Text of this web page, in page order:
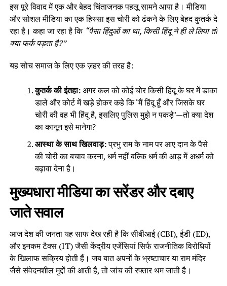
इस पूरे विवाद में एक और बेहद चिंताजनक पहलू सामने आया है। मीडिया
और सोशल मीडिया का एक हिस्सा इस चोरी को ढंकने के लिए बेहद कुतर्क दे
रहा है। कहा जा रहा है कि “पैसा हिंदुओं का था, किसी हिंदू ने ही ले लिया तो
क्या फर्क पड़ता है?”
यह सोच समाज के लिए एक ज़हर की तरह है:
कुतर्क की इंतहा:अगर कल को कोई चोर किसी हिंदू के घर में डाका
डाले और कोर्ट में खड़े होकर कहे कि ‘मैं हिंदू हूँ और जिसके घर
चोरी की वह भी हिंदू है, इसलिए पुलिस मुझे न पकड़े’—तो क्या देश
का कानून इसे मानेगा?
आस्था के साथ खिलवाड़:प्रभु राम के नाम पर आए दान के पैसे
की चोरी का बचाव करना, धर्म नहीं बल्कि धर्म की आड़ में अधर्म को
बढ़ावा देना है।
मुख्यधारा मीडिया का सरेंडर और दबाए
जाते सवाल
आज देश की जनता यह साफ देख रही है कि सीबीआई (CBI), ईडी (ED),
और इनकम टैक्स (IT) जैसी केंद्रीय एजेंसियां सिर्फ राजनीतिक विरोधियों
के खिलाफ सक्रिय होती हैं। जब बात अपनों के भ्रष्टाचार या राम मंदिर
जैसे संवेदनशील मुद्दों की आती है, तो जांच की रफ्तार थम जाती है।